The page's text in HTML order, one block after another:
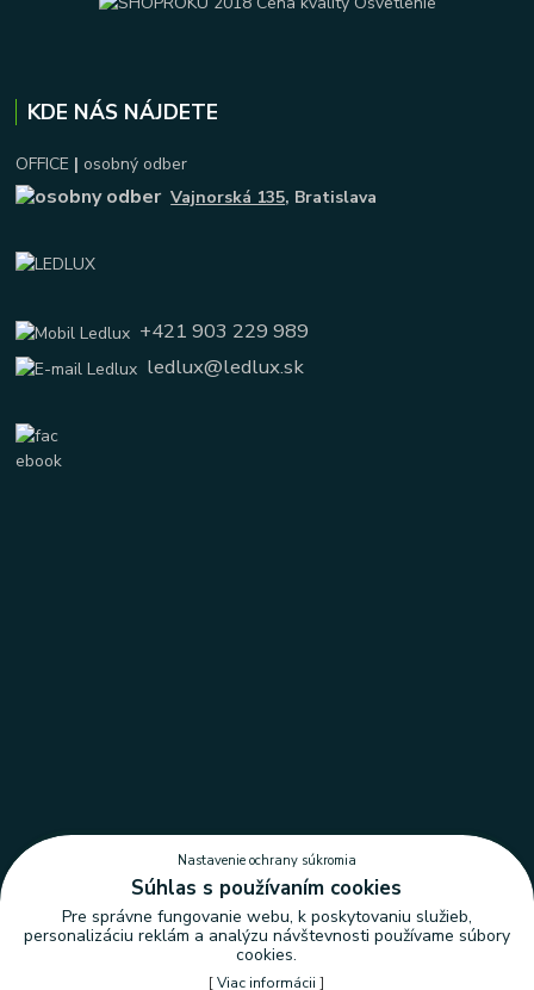
KDE NÁS NÁJDETE
OFFICE | osobný odber
Vajnorská 135, Bratislava
+421 903 229 989
ledlux@ledlux.sk
Nastavenie ochrany súkromia
Súhlas s používaním cookies
Pre správne fungovanie webu, k poskytovaniu služieb,
personalizáciu reklám a analýzu návštevnosti používame súbory
cookies.
[Viac informácii ]